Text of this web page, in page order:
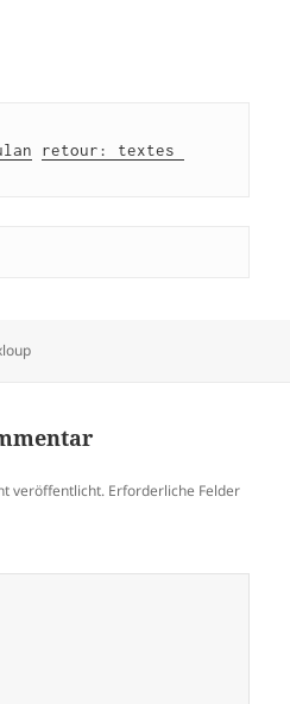
retour: textes
veröffentlicht. Erforderliche Felder